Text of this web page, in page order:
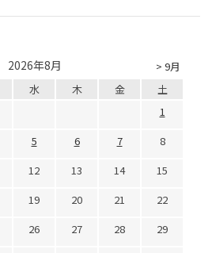
> 9月
2026年8月
水 木 金
土
1
5 6 7
8
12 13 14
15
19 20 21
22
26 27 28
29